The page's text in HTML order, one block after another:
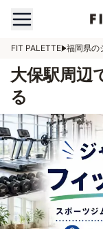
FIT PALETTE 福岡県の
大保駅周辺
る